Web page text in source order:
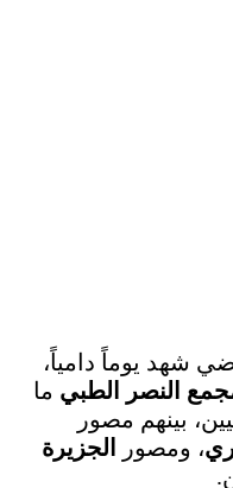
شهد يوماً دامياً،
النصر الطبي ما
بينهم مصور
، ومصور
الجزيرة